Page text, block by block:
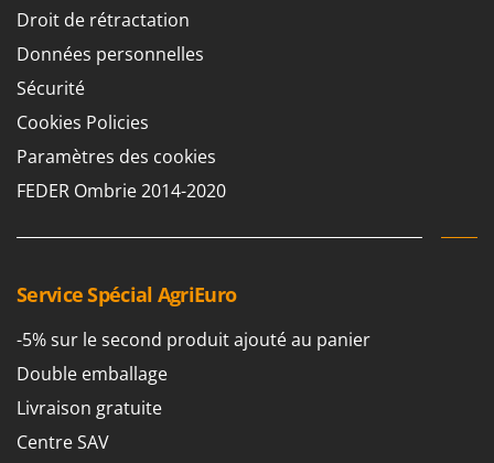
Droit de rétractation
Données personnelles
Sécurité
Cookies Policies
Paramètres des cookies
FEDER Ombrie 2014-2020
Service Spécial AgriEuro
-5% sur le second produit ajouté au panier
Double emballage
Livraison gratuite
Centre SAV